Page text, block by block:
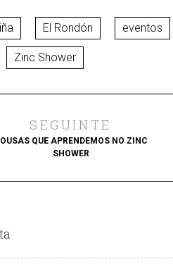
El Rondón eventos
Zinc Shower
SEGUINTE
QUE APRENDEMOS NO ZINC
SHOWER